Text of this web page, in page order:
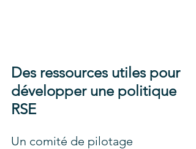
Des ressources utiles pour
développer une politique
RSE
Un comité de pilotage